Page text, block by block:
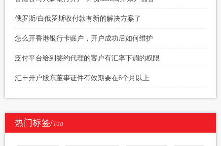
俄罗斯/白俄罗斯收付款有新的解决方案了
怎么开香港银行卡账户，开户成功后如何维护
泛付平台给到签约代理的客户有汇率下调的权限
汇丰开户股东董事证件有效期要在6个月以上
热门标签/Tag